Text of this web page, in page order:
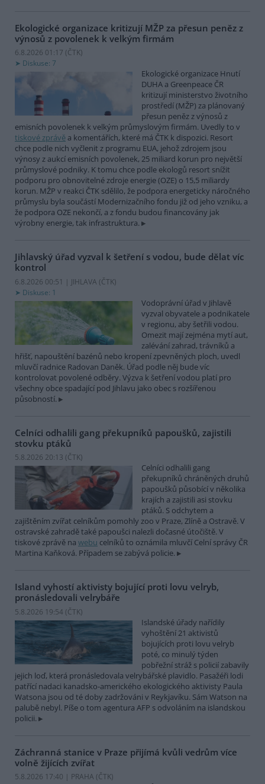
Ekologické organizace kritizují MŽP za přesun peněz z
výnosů z povolenek k velkým firmám
6.8.2026 01:17 (ČTK)
Diskuse: 7
Ekologické organizace Hnutí
DUHA a Greenpeace ČR
kritizují ministerstvo životního
prostředí (MŽP) za plánovaný
přesun peněz z výnosů z
emisních povolenek k velkým průmyslovým firmám. Uvedly to v
tiskové zprávě a komentářích, které má ČTK k dispozici. Resort
chce podle nich vyčlenit z programu EUA, jehož zdrojem jsou
výnosy z aukcí emisních povolenek, 25 miliard korun pro největší
průmyslové podniky. K tomu chce podle ekologů resort snížit
podporu pro obnovitelné zdroje energie (OZE) o 15,5 miliardy
korun. MŽP v reakci ČTK sdělilo, že podpora energeticky náročného
průmyslu byla součástí Modernizačního fondu již od jeho vzniku, a
že podpora OZE nekončí, a z fondu budou financovány jak
výrobny energie, tak infrastruktura.
Jihlavský úřad vyzval k šetření s vodou, bude dělat víc
kontrol
6.8.2026 00:51 | JIHLAVA (ČTK)
Diskuse: 1
Vodoprávní úřad v Jihlavě
vyzval obyvatele a podnikatele
v regionu, aby šetřili vodou.
Omezit mají zejména mytí aut,
zalévání zahrad, trávníků a
hřišť, napouštění bazénů nebo kropení zpevněných ploch, uvedl
mluvčí radnice Radovan Daněk. Úřad podle něj bude víc
kontrolovat povolené odběry. Výzva k šetření vodou platí pro
všechny obce spadající pod Jihlavu jako obec s rozšířenou
působností.
Celníci odhalili gang překupníků papoušků, zajistili
stovku ptáků
5.8.2026 20:13 (ČTK)
Celníci odhalili gang
překupníků chráněných druhů
papoušků působící v několika
krajích a zajistili asi stovku
ptáků. S odchytem a
zajištěním zvířat celníkům pomohly zoo v Praze, Zlíně a Ostravě. V
ostravské zahradě také papoušci nalezli dočasné útočiště. V
tiskové zprávě na webu celníků to oznámila mluvčí Celní správy ČR
Martina Kaňková. Případem se zabývá policie.
Island vyhostí aktivisty bojující proti lovu velryb,
pronásledovali velrybáře
5.8.2026 19:54 (ČTK)
Islandské úřady nařídily
vyhoštění 21 aktivistů
bojujících proti lovu velryb
poté, co minulý týden
pobřežní stráž s policií zabavily
jejich loď, která pronásledovala velrybářské plavidlo. Pasažéři lodi
patřící nadaci kanadsko-amerického ekologického aktivisty Paula
Watsona jsou od té doby zadržováni v Reykjavíku. Sám Watson na
palubě nebyl. Píše o tom agentura AFP s odvoláním na islandskou
policii.
Záchranná stanice v Praze přijímá kvůli vedrům více
volně žijících zvířat
5.8.2026 17:40 | PRAHA (ČTK)